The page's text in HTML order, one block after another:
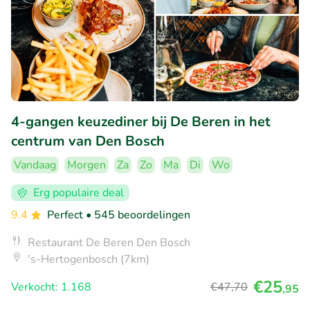
4-gangen keuzediner bij De Beren in het
centrum van Den Bosch
Vandaag Morgen Za Zo Ma Di
Wo
Erg populaire deal
9.4
Perfect • 545 beoordelingen
Restaurant De Beren Den Bosch
's-Hertogenbosch (7km)
Verkocht: 1.168
€47,70 €25,95